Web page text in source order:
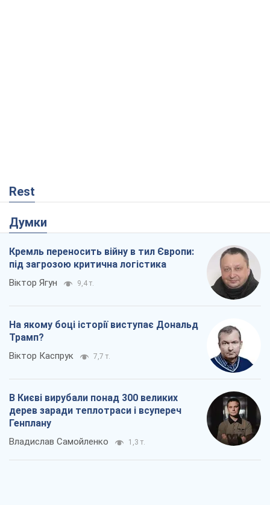
Rest
Думки
Кремль переносить війну в тил Європи:
під загрозою критична логістика
Віктор Ягун 9,4 т.
На якому боці історії виступає Дональд
Трамп?
Віктор Каспрук 7,7 т.
В Києві вирубали понад 300 великих
дерев заради теплотраси і всупереч
Генплану
Владислав Самойленко 1,3 т.